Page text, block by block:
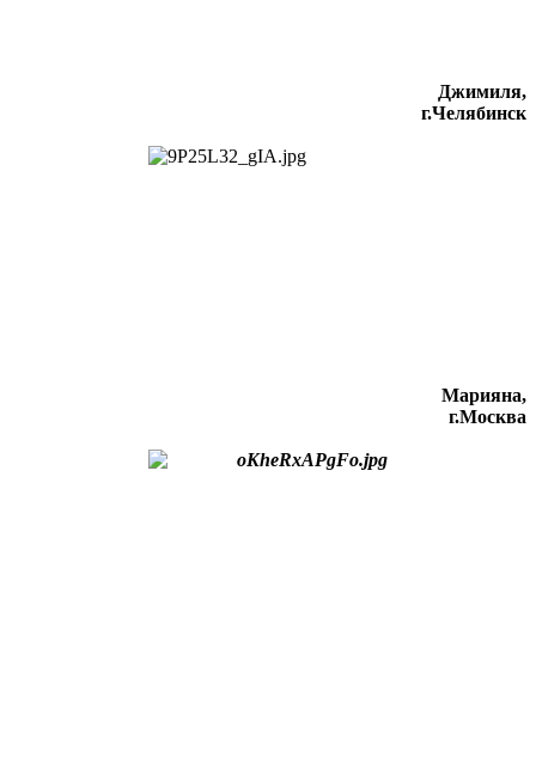
Джимиля,
г.Челябинск
Марияна,
г.Москва